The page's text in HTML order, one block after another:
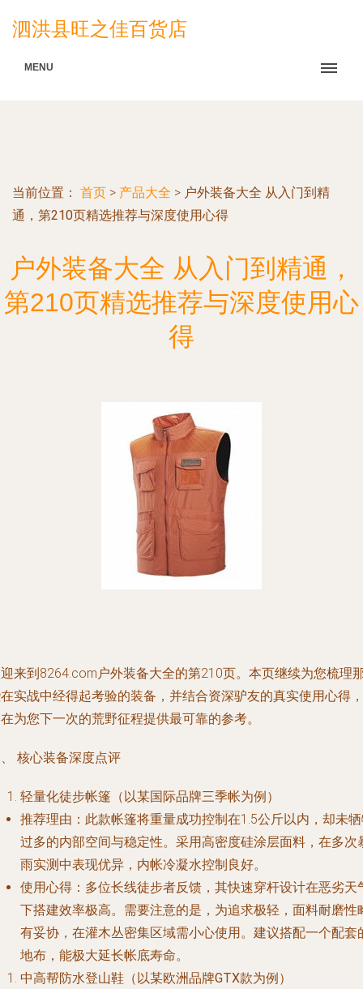
泗洪县旺之佳百货店
MENU
当前位置： 首页 > 产品大全 > 户外装备大全 从入门到精
通，第210页精选推荐与深度使用心得
户外装备大全 从入门到精通，
第210页精选推荐与深度使用心
得
来到8264.com户外装备大全的第210页。本页继续为您梳理
实战中经得起考验的装备，并结合资深驴友的真实使用心得，
为您下一次的荒野征程提供最可靠的参考。
核心装备深度点评
轻量化徒步帐篷（以某国际品牌三季帐为例）
推荐理由 ：此款帐篷将重量成功控制在1.5公斤以内，却未
过多的内部空间与稳定性。采用高密度硅涂层面料，在多次
雨实测中表现优异，内帐冷凝水控制良好。
使用心得 ：多位长线徒步者反馈，其快速穿杆设计在恶劣天
下搭建效率极高。需要注意的是，为追求极轻，面料耐磨性
有妥协，在灌木丛密集区域需小心使用。建议搭配一个配套
地布，能极大延长帐底寿命。
中高帮防水登山鞋（以某欧洲品牌GTX款为例）